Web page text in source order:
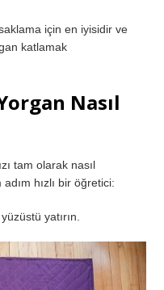
için en iyisidir ve
katlamak
Nasıl
tam olarak nasıl
hızlı bir öğretici:
yatırın.